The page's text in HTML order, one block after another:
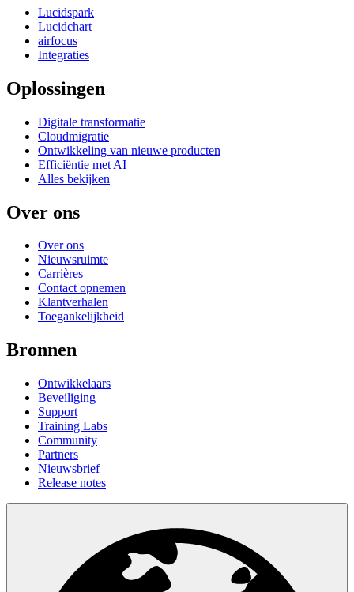
Lucidspark
Lucidchart
airfocus
Integraties
Oplossingen
Digitale transformatie
Cloudmigratie
Ontwikkeling van nieuwe producten
Efficiëntie met AI
Alles bekijken
Over ons
Over ons
Nieuwsruimte
Carrières
Contact opnemen
Klantverhalen
Toegankelijkheid
Bronnen
Ontwikkelaars
Beveiliging
Support
Training Labs
Community
Partners
Nieuwsbrief
Release notes